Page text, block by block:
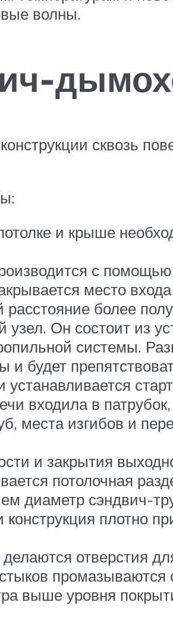
волны.
сквозь
и крыше
с
место
более
узел. Он состоит из
системы.
и будет
входила в
места изгибов и
и закрытия
потолочная
диаметр сэндвич-
плотно
отверстия
промазываются
выше уровня